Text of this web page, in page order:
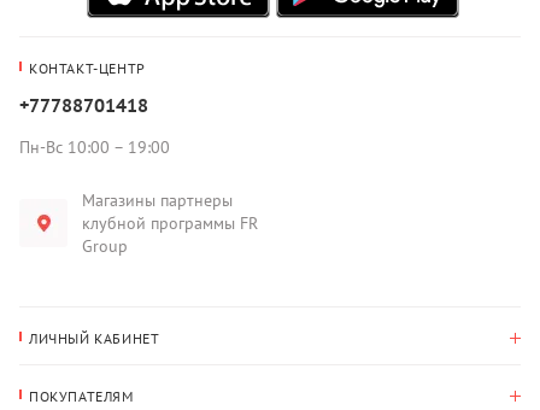
КОНТАКТ-ЦЕНТР
+77788701418
Пн-Вс 10:00 – 19:00
Магазины партнеры
клубной программы FR
Group
ЛИЧНЫЙ КАБИНЕТ
ПОКУПАТЕЛЯМ